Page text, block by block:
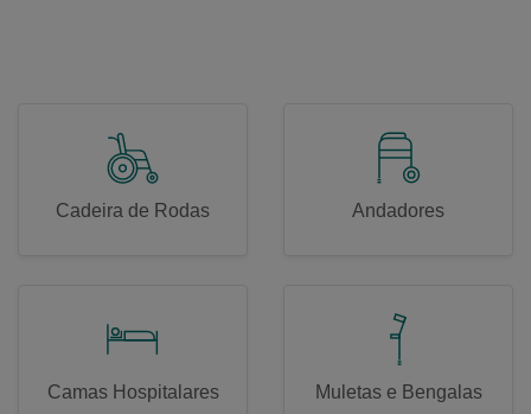
Cadeira de Rodas Andadores
Camas Hospitalares Muletas e Bengalas